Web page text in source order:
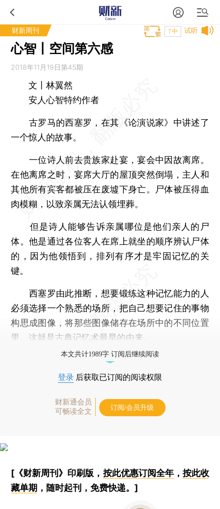
财新周刊 试听
T中
心智丨空间第六感
2018年11月19日第45期
文丨林翼然
安人心智特约作者
古罗马的西塞罗，在其《论演说家》中讲述了
一个惊人的故事。
一位诗人前去贵族家赴宴，宴会中因故离席。
在他离席之时，宴席大厅的屋顶突然倒塌，主人和
其他所有宾客都被压在废墟下身亡。尸体被压得血
肉模糊，以致亲属无法认领埋葬。
但是诗人能够告诉亲属哪位是他们亲人的尸
体。他是通过各位客人在席上就坐的顺序辨认尸体
的，因为他领悟到，排列有序才是牢固记忆的关
键。
西塞罗由此推断，想要锻练这种记忆能力的人
必须选择一个熟悉的场所，把自己想要记住的事物
构思成图像，将那些图像储存在场所中的不同位置
里。这就是古典记忆术最早的由来。
本文共计1989字 订阅后继续阅读
登录 后获取已订阅的阅读权限
财新通会员
可畅读全文
订阅/会员升级
[《财新周刊》印刷版， 按此优惠订阅全年， 按此收
藏单期 ，随时起刊，免费快递。]